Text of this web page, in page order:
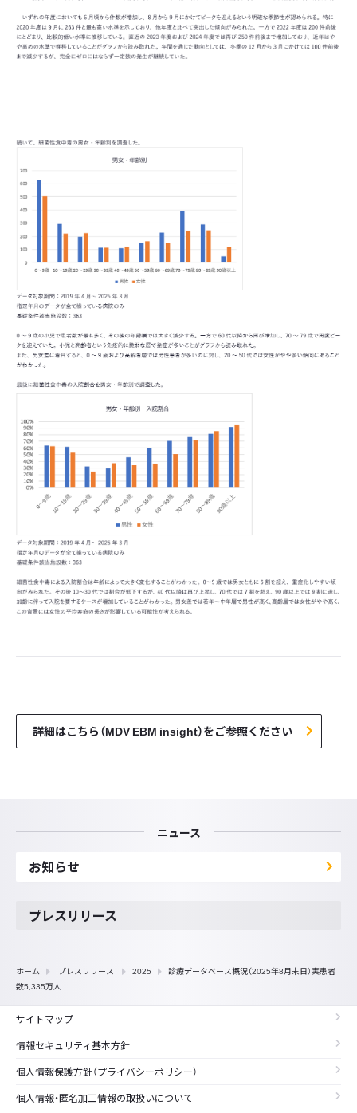
詳細はこちら（MDV EBM insight）をご参照ください
ニュース
お知らせ
プレスリリース
ホーム プレスリリース 2025
診療データベース概況（2025年8月末日）実患者
数5,335万人
サイトマップ
情報セキュリティ基本方針
個人情報保護方針（プライバシーポリシー）
個人情報・匿名加工情報の取扱いについて